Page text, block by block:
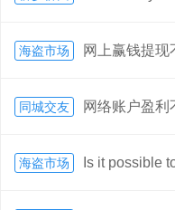
海盗市场 网上赢钱提现
同城交友 网络账户盈利
海盗市场 Is it possible